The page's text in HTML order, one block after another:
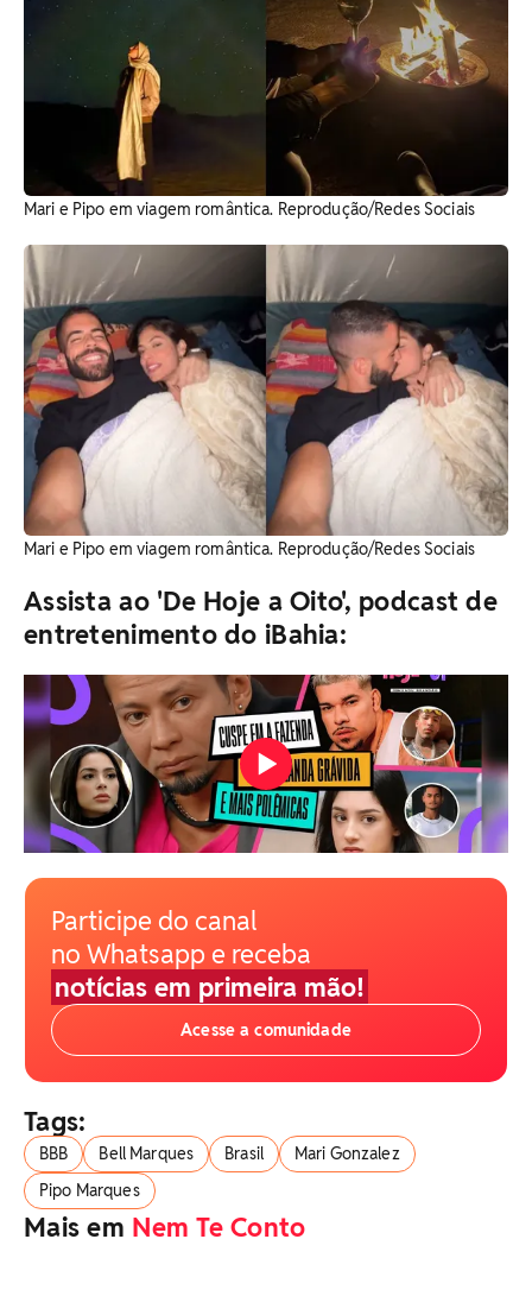
Mari e Pipo em viagem romântica. Reprodução/Redes Sociais
Mari e Pipo em viagem romântica. Reprodução/Redes Sociais
Assista ao 'De Hoje a Oito', podcast de
entretenimento do iBahia:
Participe do canal
no Whatsapp e receba
notícias em primeira mão!
Acesse a comunidade
Tags:
BBB Bell Marques Brasil
Mari Gonzalez
Pipo Marques
Mais em Nem Te Conto